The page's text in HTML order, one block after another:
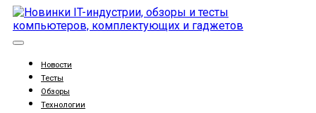
Новости
Тесты
Обзоры
Технологии